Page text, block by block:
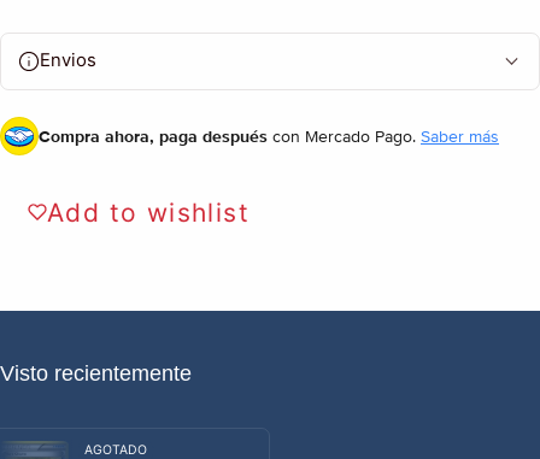
Envios
Compra ahora, paga después con Mercado Pago. Saber más
Add to wishlist
Visto recientemente
AGOTADO